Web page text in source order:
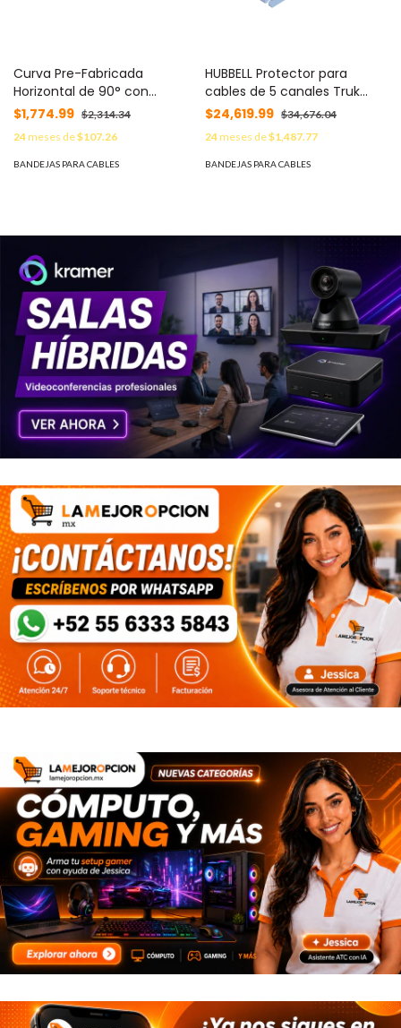
Curva Pre-Fabricada
Horizontal de 90° con
medidas de 116 mm de
Peralte y 400 mm Ancho
(116/400 mm) MOD: CH-
C90-116/400EZ
$1,774.99 $2,314.34
24meses de$107.26
BANDEJAS PARA CABLES
HUBBELL Protector para
cables de 5 canales Truk
Trak / Dimensiones 914 x 508
x 58.6 mm / Color Azul y
Amarillo. MOD: HUB-HBLTT-5B
$24,619.99 $34,676.04
24meses de$1,487.77
BANDEJAS PARA CABLES